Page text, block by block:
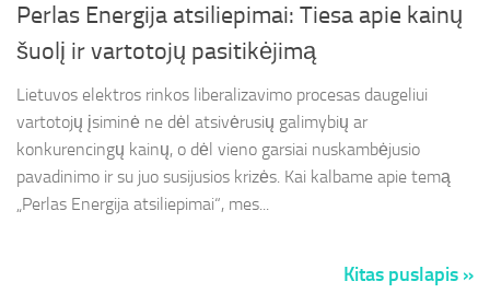
Perlas Energija atsiliepimai: Tiesa apie kainų
šuolį ir vartotojų pasitikėjimą
Lietuvos elektros rinkos liberalizavimo procesas daugeliui
vartotojų įsiminė ne dėl atsivėrusių galimybių ar
konkurencingų kainų, o dėl vieno garsiai nuskambėjusio
pavadinimo ir su juo susijusios krizės. Kai kalbame apie temą
„Perlas Energija atsiliepimai“, mes...
Kitas puslapis »